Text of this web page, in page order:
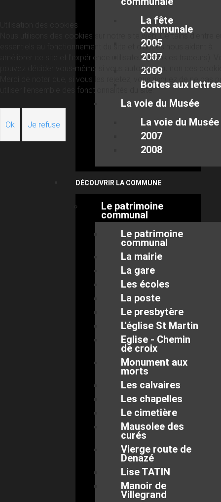
La fête
communale
2005
2007
2009
Boîtes aux lettres
La voie du Musée
La voie du Musée
2007
2008
DÉCOUVRIR LA COMMUNE
Le patrimoine
communal
Le patrimoine
communal
La mairie
La gare
Les écoles
La poste
Le presbytère
L'église St Martin
Eglise - Chemin
de croix
Monument aux
morts
Les calvaires
Les chapelles
Le cimetière
Mausolee des
curés
Vierge route de
Denazé
Lise TATIN
Manoir de
Villegrand
Utilisation des cookies
Nous utilisons des cookies sur notre site web. Certains d’entre
essentiels au fonctionnement du site et d’autres nous aident à
améliorer ce site et l’expérience utilisateur (cookies traceurs).
pouvez décider vous-même si vous autorisez ou non ces
Merci de noter que, si vous les rejetez, vous risquez de ne pas
utiliser l’ensemble des fonctionnalités du site.
Ok Je refuse